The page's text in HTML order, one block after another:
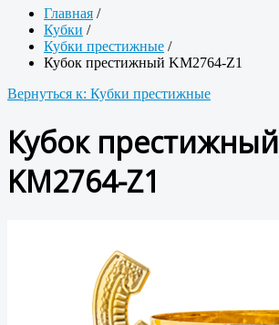
Главная /
Кубки /
Кубки престижные /
Кубок престижный KM2764-Z1
Вернуться к: Кубки престижные
Кубок престижный
KM2764-Z1